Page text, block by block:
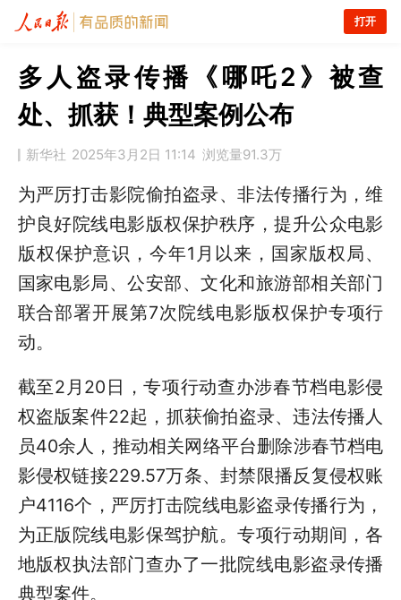
打开
多人盗录传播《哪吒2》被查
处、抓获！典型案例公布
新华社 2025年3月2日 11:14 浏览量91.3万
为严厉打击影院偷拍盗录、非法传播行为，维
护良好院线电影版权保护秩序，提升公众电影
版权保护意识，今年1月以来，国家版权局、
国家电影局、公安部、文化和旅游部相关部门
联合部署开展第7次院线电影版权保护专项行
动。
截至2月20日，专项行动查办涉春节档电影侵
权盗版案件22起，抓获偷拍盗录、违法传播人
员40余人，推动相关网络平台删除涉春节档电
影侵权链接229.57万条、封禁限播反复侵权账
户4116个，严厉打击院线电影盗录传播行为，
为正版院线电影保驾护航。专项行动期间，各
地版权执法部门查办了一批院线电影盗录传播
典型案件。